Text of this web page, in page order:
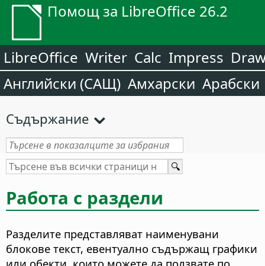
Помощ за LibreOffice 26.2
LibreOffice Writer Calc Impress
Английски (САЩ) Амхарски Арабски
Съдържание
Работа с раздели
Разделите представляват наименувани
блокове текст, евентуално съдържащ графики